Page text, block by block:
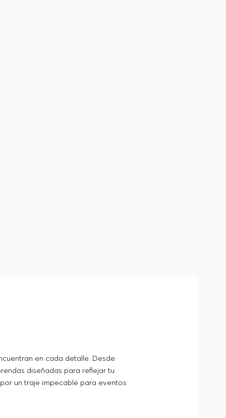
en cada detalle. Desde
diseñadas para reflejar tu
un traje impecable para eventos